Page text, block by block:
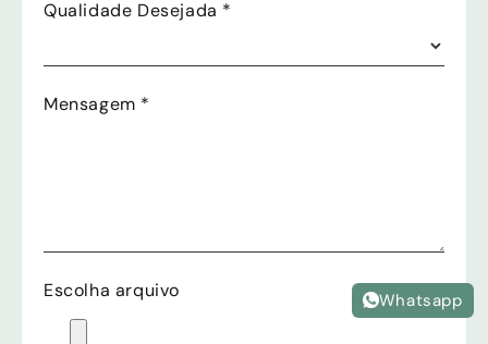
Qualidade Desejada *
Mensagem *
Escolha arquivo Whatsapp